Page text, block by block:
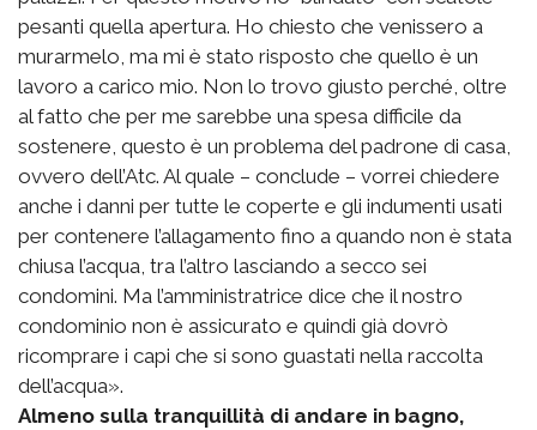
pesanti quella apertura. Ho chiesto che venissero a
murarmelo, ma mi è stato risposto che quello è un
lavoro a carico mio. Non lo trovo giusto perché, oltre
al fatto che per me sarebbe una spesa difficile da
sostenere, questo è un problema del padrone di casa,
ovvero dell’Atc. Al quale – conclude – vorrei chiedere
anche i danni per tutte le coperte e gli indumenti usati
per contenere l’allagamento fino a quando non è stata
chiusa l’acqua, tra l’altro lasciando a secco sei
condomini. Ma l’amministratrice dice che il nostro
condominio non è assicurato e quindi già dovrò
ricomprare i capi che si sono guastati nella raccolta
dell’acqua».
Almeno sulla tranquillità di andare in bagno,